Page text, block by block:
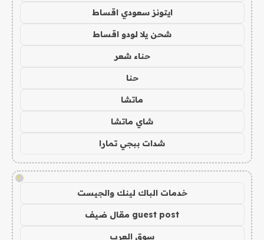
ايتونز سعودي اقساط
شحن يلا لودو اقساط
حناء شعر
حنا
ماتشا
شاي ماتشا
شدات ببجي تمارا
!
خدمات الباك لينك والجيست
guest post مقال ضيف
سوق العرب